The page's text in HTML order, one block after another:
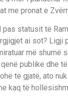
me pronat e
pas statusit të
ai sot? Ligji
më shumë
publike dhe
të gjatë, ato
kaq të